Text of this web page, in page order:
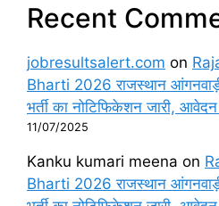
Recent
jobresultsalert.com on
Bharti 2026 राजस्थान
भर्ती का नोटिफिकेशन जारी,
11/07/2025
Kanku kumari meena on
Bharti 2026 राजस्थान